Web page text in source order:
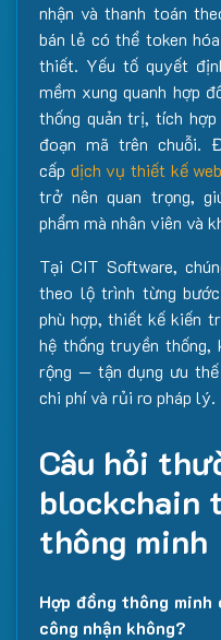
nhận và thanh toán
bán lẻ có thể token
thiết. Yếu tố quyết
mềm xung quanh hợp
thống quản trị, tích
đoạn mã trên chuỗi.
cấp dịch vụ thiết kế web
trở nên quan trọng,
phẩm mà nhân viên và
Tại CIT Software,
theo lộ trình từng
phù hợp, thiết kế kiến
hệ thống truyền
rộng — tận dụng ưu
chi phí và rủi ro pháp lý.
Câu hỏi
blockchain
thông minh
Hợp đồng thông
công nhận không?